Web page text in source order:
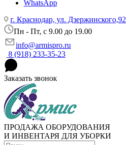
WhatsApp
г. Краснодар, ул. Дзержинского,92
Пн - Пт, c 9.00 до 19.00
info@armispro.ru
8 (918) 233-35-23
Заказать звонок
ПРОДАЖА ОБОРУДОВАНИЯ
И ИНВЕНТАРЯ ДЛЯ УБОРКИ